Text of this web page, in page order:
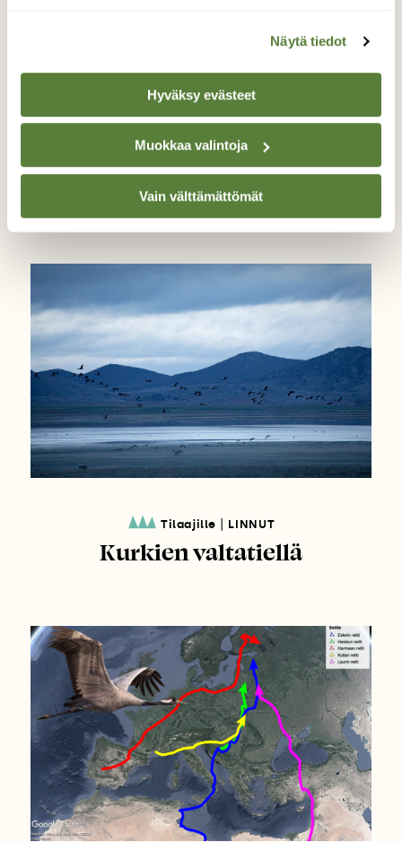
Näytä tiedot
Hyväksy evästeet
Muokkaa valintoja
Vain välttämättömät
Kurkiseuranta: Esteri saapui
Suomeen, Harmaa vaikuttaa
hautovan
Tilaajille LINNUT
Kurkien valtatiellä